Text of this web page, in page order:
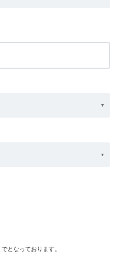
となっております。